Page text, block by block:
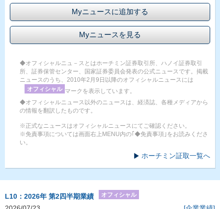
Myニュースに追加する
Myニュースを見る
◆オフィシャルニュ－スとはホーチミン証券取引所、ハノイ証券取引
所、証券保管センター、国家証券委員会発表の公式ニュースです。掲載
ニュースのうち、2010年2月9日以降のオフィシャルニュースには
オフィシャル マークを表示しています。
◆オフィシャルニュース以外のニュースは、経済誌、各種メディアから
の情報を翻訳したものです。
※正式なニュースはオフィシャルニュースにてご確認ください。
※免責事項については画面右上MENU内の｢◆免責事項｣をお読みくださ
い。
ホーチミン証取一覧へ
L10：2026年 第2四半期業績 オフィシャル